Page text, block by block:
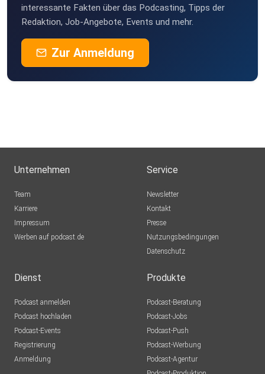
interessante Fakten über das Podcasting, Tipps der
Redaktion, Job-Angebote, Events und mehr.
Zur Anmeldung
Unternehmen
Team
Karriere
Impressum
Werben auf podcast.de
Service
Newsletter
Kontakt
Presse
Nutzungsbedingungen
Datenschutz
Dienst
Podcast anmelden
Podcast hochladen
Podcast-Events
Registrierung
Anmeldung
Produkte
Podcast-Beratung
Podcast-Jobs
Podcast-Push
Podcast-Werbung
Podcast-Agentur